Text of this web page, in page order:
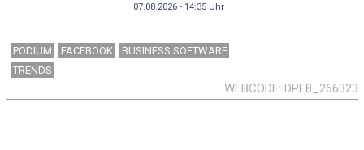
07.08.2026 - 14:35Uhr
PODIUM FACEBOOK
BUSINESS SOFTWARE
TRENDS
WEBCODE DPF8_266323